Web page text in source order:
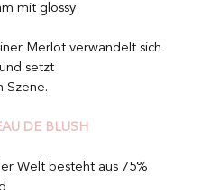
mit glossy
Merlot verwandelt sich
setzt
Szene.
DE BLUSH
Welt besteht aus 75%